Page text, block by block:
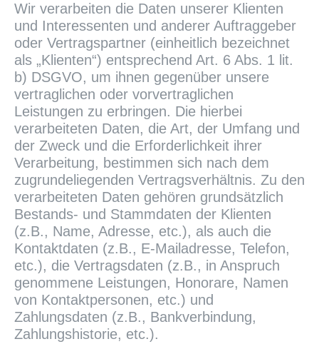
Wir verarbeiten die Daten unserer Klienten
und Interessenten und anderer Auftraggeber
oder Vertragspartner (einheitlich bezeichnet
als „Klienten“) entsprechend Art. 6 Abs. 1 lit.
b) DSGVO, um ihnen gegenüber unsere
vertraglichen oder vorvertraglichen
Leistungen zu erbringen. Die hierbei
verarbeiteten Daten, die Art, der Umfang und
der Zweck und die Erforderlichkeit ihrer
Verarbeitung, bestimmen sich nach dem
zugrundeliegenden Vertragsverhältnis. Zu den
verarbeiteten Daten gehören grundsätzlich
Bestands- und Stammdaten der Klienten
(z.B., Name, Adresse, etc.), als auch die
Kontaktdaten (z.B., E-Mailadresse, Telefon,
etc.), die Vertragsdaten (z.B., in Anspruch
genommene Leistungen, Honorare, Namen
von Kontaktpersonen, etc.) und
Zahlungsdaten (z.B., Bankverbindung,
Zahlungshistorie, etc.).